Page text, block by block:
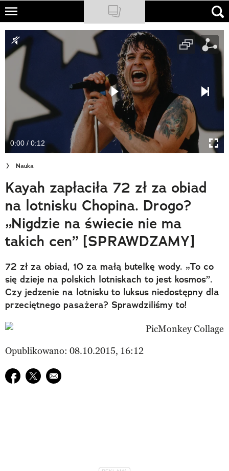
Skip
main
content
NATIONAL GEOGRAPHIC
TRAVELER
PODCASTY
Newsletter
Cuda Polski
Wielki Konkurs Fotograficzny
Trendbook Podróżniczy
Polecane
0:00 / 0:12
Nauka
Kayah zapłaciła 72 zł za obiad
na lotnisku Chopina. Drogo?
„Nigdzie na świecie nie ma
takich cen” [SPRAWDZAMY]
72 zł za obiad, 10 za małą butelkę wody. „To co
się dzieje na polskich lotniskach to jest kosmos”.
Czy jedzenie na lotnisku to luksus niedostępny dla
przeciętnego pasażera? Sprawdziliśmy to!
Opublikowano: 08.10.2015, 16:12
Udostępnij na facebook
Udostępnij na twitter
E-mail do przyjaciela